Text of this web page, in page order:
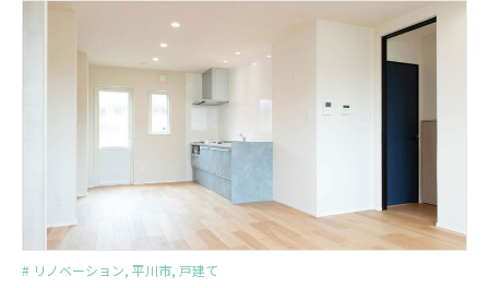
# リノベーション, 平川市, 戸建て